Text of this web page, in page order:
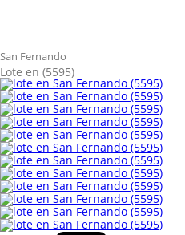
San Fernando
Lote en (5595)